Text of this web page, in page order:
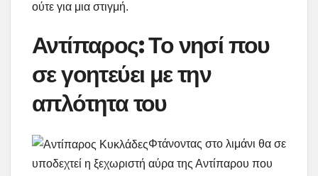
ούτε για μια στιγμή.
Αντίπαρος: Το νησί που
σε γοητεύει με την
απλότητα του
Φτάνοντας στο λιμάνι θα σε
υποδεχτεί η ξεχωριστή αύρα της Αντίπαρου που